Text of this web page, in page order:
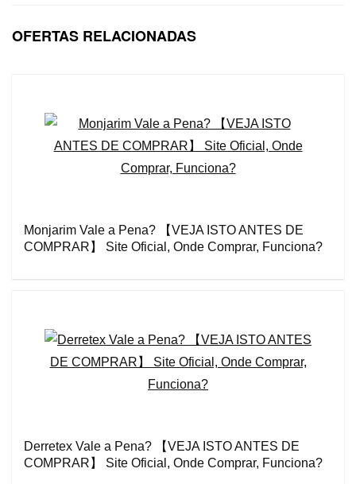
OFERTAS RELACIONADAS
Monjarim Vale a Pena? 【VEJA ISTO ANTES DE
COMPRAR】 Site Oficial, Onde Comprar, Funciona?
Derretex Vale a Pena? 【VEJA ISTO ANTES DE
COMPRAR】 Site Oficial, Onde Comprar, Funciona?